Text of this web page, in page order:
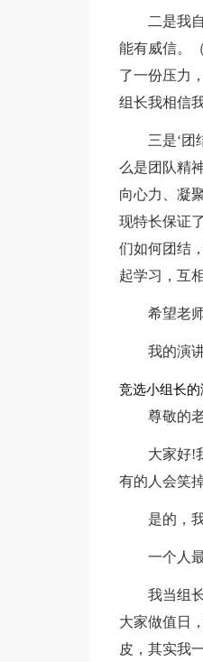
二是我
能有威信。
了一份压力
组长我相信
三是‘团
么是团队精
向心力、凝
现特长保证
们如何团结
起学习，互
希望老
我的演
竞选小组长的
尊敬的
大家好!
有的人会笑
是的，
一个人
我当组
大家做值日
皮，其实我